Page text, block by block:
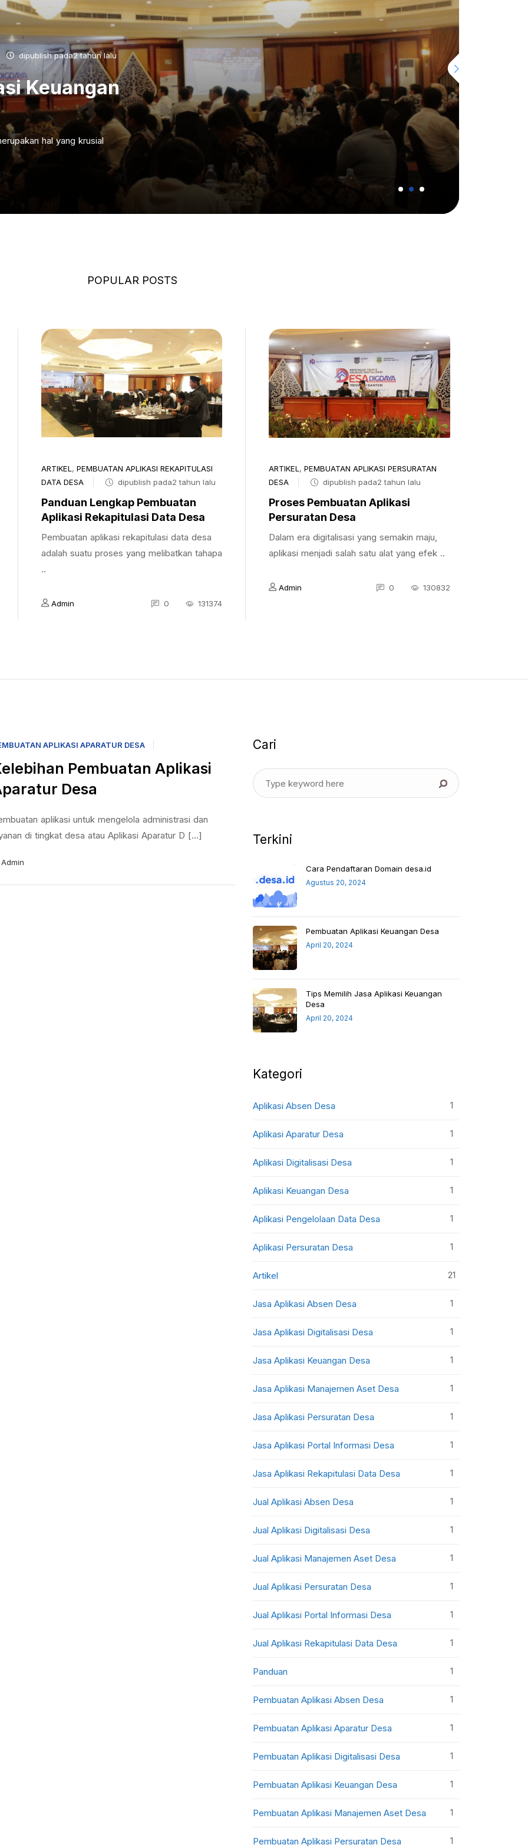
dipublish pada2 tahun lalu
Keuangan
hal yang krusial
POPULAR POSTS
ARTIKEL , PEMBUATAN APLIKASI REKAPITULASI
DATA DESA
dipublish pada2 tahun lalu
Panduan Lengkap Pembuatan
Aplikasi Rekapitulasi Data Desa
Pembuatan aplikasi rekapitulasi data desa
adalah suatu proses yang melibatkan tahapa
..
Admin 0 131374
ARTIKEL , PEMBUATAN APLIKASI PERSURATAN
DESA
dipublish pada2 tahun lalu
Proses Pembuatan Aplikasi
Persuratan Desa
Dalam era digitalisasi yang semakin maju,
aplikasi menjadi salah satu alat yang efek ..
Admin 0 130832
APLIKASI APARATUR DESA
Pembuatan Aplikasi
Desa
aplikasi untuk mengelola administrasi dan
di tingkat desa atau Aplikasi Aparatur D [...]
Admin
Cari
Terkini
Cara Pendaftaran Domain desa.id
Agustus 20, 2024
Pembuatan Aplikasi Keuangan Desa
April 20, 2024
Tips Memilih Jasa Aplikasi Keuangan
Desa
April 20, 2024
Kategori
Aplikasi Absen Desa 1
Aplikasi Aparatur Desa 1
Aplikasi Digitalisasi Desa 1
Aplikasi Keuangan Desa 1
Aplikasi Pengelolaan Data Desa 1
Aplikasi Persuratan Desa 1
Artikel 21
Jasa Aplikasi Absen Desa 1
Jasa Aplikasi Digitalisasi Desa 1
Jasa Aplikasi Keuangan Desa 1
Jasa Aplikasi Manajemen Aset Desa 1
Jasa Aplikasi Persuratan Desa 1
Jasa Aplikasi Portal Informasi Desa 1
Jasa Aplikasi Rekapitulasi Data Desa 1
Jual Aplikasi Absen Desa 1
Jual Aplikasi Digitalisasi Desa 1
Jual Aplikasi Manajemen Aset Desa 1
Jual Aplikasi Persuratan Desa 1
Jual Aplikasi Portal Informasi Desa 1
Jual Aplikasi Rekapitulasi Data Desa 1
Panduan 1
Pembuatan Aplikasi Absen Desa 1
Pembuatan Aplikasi Aparatur Desa 1
Pembuatan Aplikasi Digitalisasi Desa 1
Pembuatan Aplikasi Keuangan Desa 1
Pembuatan Aplikasi Manajemen Aset Desa 1
Pembuatan Aplikasi Persuratan Desa 1